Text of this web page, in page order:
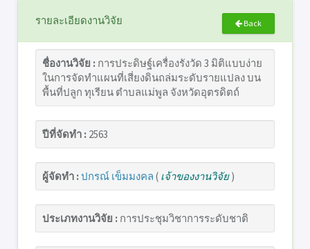
รายละเอียดงานวิจัย Back
ชื่องานวิจัย : การประดิษฐ์เครื่องรังวัด 3 มิติแบบง่าย
ในการจัดทำแผนที่เสี่ยงดินถล่มระดับรายแปลง บน
พื้นที่ปลูก ทุเรียน ตำบลแม่พูล จังหวัดอุตรดิตถ์
ปีที่จัดทำ : 2563
ผู้จัดทำ :ปกรณ์ เข็มมงคล ( เจ้าของงานวิจัย)
ประเภทงานวิจัย : การประชุมวิชาการระดับชาติ